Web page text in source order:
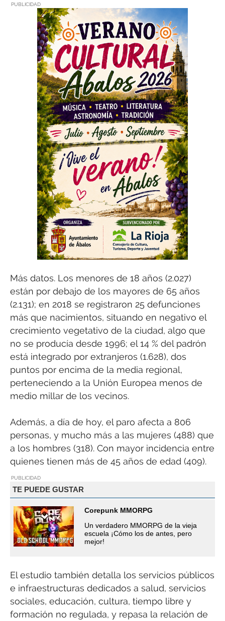
PUBLICIDAD
Más datos. Los menores de 18 años (2.027)
están por debajo de los mayores de 65 años
(2.131); en 2018 se registraron 25 defunciones
más que nacimientos, situando en negativo el
crecimiento vegetativo de la ciudad, algo que
no se producía desde 1996; el 14 % del padrón
está integrado por extranjeros (1.628), dos
puntos por encima de la media regional,
perteneciendo a la Unión Europea menos de
medio millar de los vecinos.
Además, a día de hoy, el paro afecta a 806
personas, y mucho más a las mujeres (488) que
a los hombres (318). Con mayor incidencia entre
quienes tienen más de 45 años de edad (409).
PUBLICIDAD
TE PUEDE GUSTAR
Corepunk MMORPG
Un verdadero MMORPG de la vieja
escuela ¡Cómo los de antes, pero
mejor!
El estudio también detalla los servicios públicos
e infraestructuras dedicados a salud, servicios
sociales, educación, cultura, tiempo libre y
formación no regulada, y repasa la relación de